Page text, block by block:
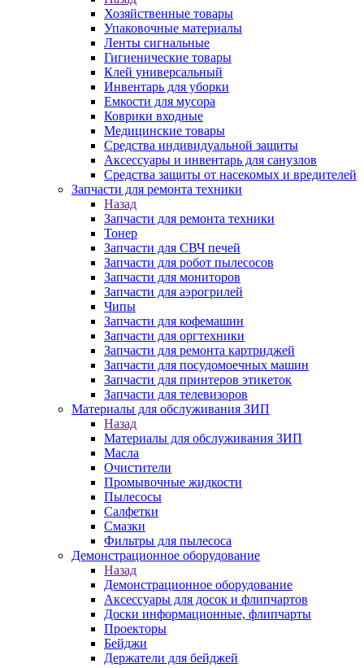
Хозяйственные товары
Упаковочные материалы
Ленты сигнальные
Гигиенические товары
Клей универсальный
Инвентарь для уборки
Емкости для мусора
Коврики входные
Медицинские товары
Средства индивидуальной защиты
Аксессуары и инвентарь для санузлов
Средства защиты от насекомых и вредителей
Запчасти для ремонта техники
Назад
Запчасти для ремонта техники
Тонер
Запчасти для СВЧ печей
Запчасти для робот пылесосов
Запчасти для мониторов
Запчасти для аэрогрилей
Чипы
Запчасти для кофемашин
Запчасти для оргтехники
Запчасти для ремонта картриджей
Запчасти для посудомоечных машин
Запчасти для принтеров этикеток
Запчасти для телевизоров
Материалы для обслуживания ЗИП
Назад
Материалы для обслуживания ЗИП
Масла
Очистители
Промывочные жидкости
Пылесосы
Салфетки
Смазки
Фильтры для пылесоса
Демонстрационное оборудование
Назад
Демонстрационное оборудование
Аксессуары для досок и флипчартов
Доски информационные, флипчарты
Проекторы
Бейджи
Держатели для бейджей